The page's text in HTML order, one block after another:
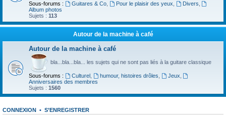
Sous-forums : Guitares & Co, Pour le plaisir des yeux Divers
Album photos
Sujets : 113
Autour de la machine à café
Autour de la machine à café
bla...bla...bla... les sujets qui ne sont pas liés à la guitare classique
Sous-forums : Culturel, humour, histoires drôles Jeux
Anniversaires des membres
Sujets : 1560
CONNEXION • S’ENREGISTRER